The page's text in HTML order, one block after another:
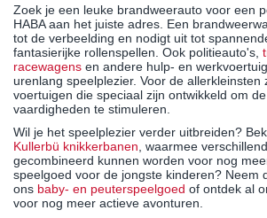
Zoek je een leuke brandweerauto voor een
HABA aan het juiste adres. Een
tot de verbeelding en nodigt uit tot
fantasierijke rollenspellen. Ook politieauto's,
racewagens en andere hulp- en
urenlang speelplezier. Voor de allerkleinsten
voertuigen die speciaal zijn ontwikkeld om
vaardigheden te stimuleren.
Wil je het speelplezier verder uitbreiden?
Kullerbü knikkerbanen, waarmee
gecombineerd kunnen worden voor nog
speelgoed voor de jongste kinderen? Neem
ons baby- en peuterspeelgoed of ontdek al
voor nog meer actieve avonturen.